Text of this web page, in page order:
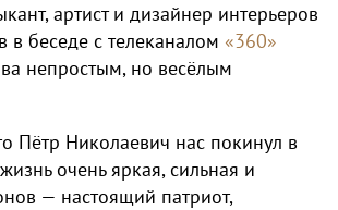
артист и дизайнер интерьеров
в беседе с телеканалом «360»
непростым, но весёлым
Пётр Николаевич нас покинул в
очень яркая, сильная и
— настоящий патриот,